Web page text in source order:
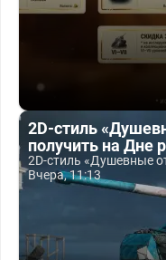
2D-стиль
получить на Дне
2D-стиль «Душевные
Вчера, 11:13